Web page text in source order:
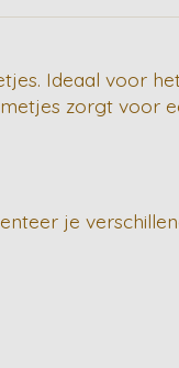
Ideaal voor
zorgt voor
je